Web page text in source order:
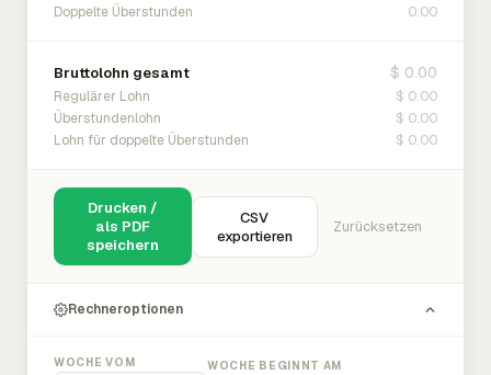
Doppelte Überstunden 0:00
Bruttolohn gesamt $ 0.00
Regulärer Lohn $ 0.00
Überstundenlohn $ 0.00
Lohn für doppelte Überstunden $ 0.00
Drucken /
als PDF
speichern
CSV
exportieren
Zurücksetzen
Rechneroptionen
WOCHE VOM WOCHE BEGINNT AM